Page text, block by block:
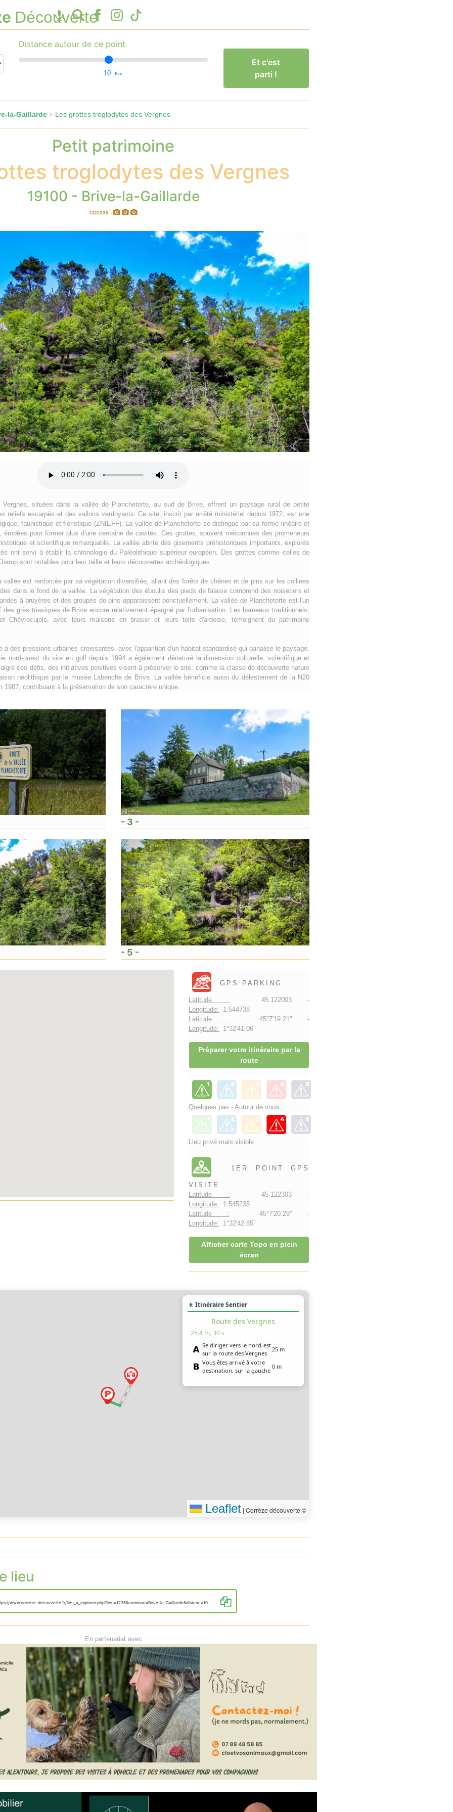
Découverte
Distance autour de ce point
10 Km
Et c'est
parti !
la-Gaillarde> Les grottes troglodytes des Vergnes
Petit patrimoine
troglodytes des Vergnes
19100 - Brive-la-Gaillarde
CD1235 -
situées dans la vallée de Planchetorte, au sud de Brive, offrent un paysage rural de petite
reliefs escarpés et des vallons verdoyants. Ce site, inscrit par arrêté ministériel depuis 1972, est une
faunistique et floristique (ZNIEFF). La vallée de Planchetorte se distingue par sa forme linéaire et
pour former plus d'une centaine de cavités. Ces grottes, souvent méconnues des promeneurs
et scientifique remarquable. La vallée abrite des gisements préhistoriques importants, explorés
ont servi à établir la chronologie du Paléolithique supérieur européen. Des grottes comme celles de
sont notables pour leur taille et leurs découvertes archéologiques.
vallée est renforcée par sa végétation diversifiée, allant des forêts de chênes et de pins sur les collines
dans le fond de la vallée. La végétation des éboulis des pieds de falaise comprend des noisetiers et
à bruyères et des groupes de pins apparaissent ponctuellement. La vallée de Planchetorte est l'un
grès triasiques de Brive encore relativement épargné par l'urbanisation. Les hameaux traditionnels,
Chèvrecujols, avec leurs maisons en brasier et leurs toits d'ardoise, témoignent du patrimoine
à des pressions urbaines croissantes, avec l'apparition d'un habitat standardisé qui banalise le paysage.
nord-ouest du site en golf depuis 1994 a également dénaturé la dimension culturelle, scientifique et
ces défis, des initiatives positives visent à préserver le site, comme la classe de découverte nature
néolithique par le musée Labenche de Brive. La vallée bénéficie aussi du délestement de la N20
1987, contribuant à la préservation de son caractère unique.
- 3 -
- 5 -
GPS PARKING
Latitude : 45.122003 -
Longitude: 1.544738
Latitude : 45°7'19.21" -
Longitude: 1°32'41.06"
Préparer votre itinéraire par la
route
Quelques pas - Autour de vous
Lieu privé mais visible
1ER POINT GPS
VISITE
Latitude : 45.122303 -
Longitude: 1.545235
Latitude : 45°7'20.29" -
Longitude: 1°32'42.85"
Afficher carte Topo en plein
écran
🚶 Itinéraire Sentier
Route des Vergnes
25.4 m, 30 s
Se diriger vers le nord-est
sur la route des Vergnes
25 m
Vous êtes arrivé à votre
destination, sur la gauche
0 m
Leaflet | Corrèze découverte ©
lieu
www.correze-decouverte.fr/lieu_a_explorer.php?lieu=1235&commun=Brive-la-Gaillarde&distanc=10
En partenariat avec